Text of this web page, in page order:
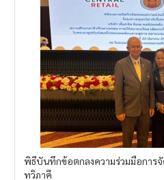
พิธีบันทึกข้อตกลงความร่วมมือการ
ทวิภาคี